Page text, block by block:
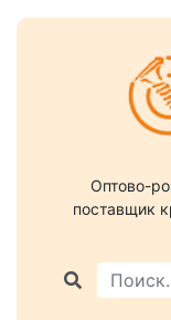
Оптово-
поставщик